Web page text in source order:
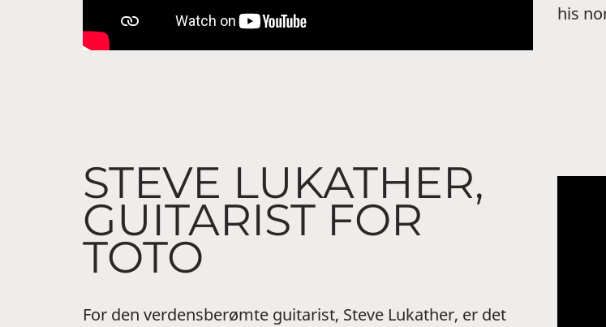
his
STEVE LUKATHER,
GUITARIST FOR
TOTO
For den verdensberømte guitarist, Steve Lukather, er det